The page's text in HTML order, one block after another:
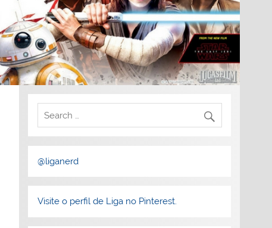
@liganerd
Visite o perfil de Liga no Pinterest.